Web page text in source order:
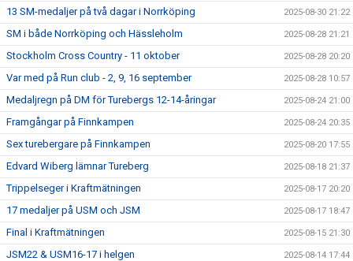
13 SM-medaljer på två dagar i Norrköping 2025-08-30 21:22
SM i både Norrköping och Hässleholm 2025-08-28 21:21
Stockholm Cross Country - 11 oktober 2025-08-28 20:20
Var med på Run club - 2, 9, 16 september 2025-08-28 10:57
Medaljregn på DM för Turebergs 12-14-åringar 2025-08-24 21:00
Framgångar på Finnkampen 2025-08-24 20:35
Sex turebergare på Finnkampen 2025-08-20 17:55
Edvard Wiberg lämnar Tureberg 2025-08-18 21:37
Trippelseger i Kraftmätningen 2025-08-17 20:20
17 medaljer på USM och JSM 2025-08-17 18:47
Final i Kraftmätningen 2025-08-15 21:30
JSM22 & USM16-17 i helgen 2025-08-14 17:44